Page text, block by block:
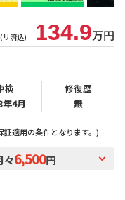
済込) 134.9万円
適用の条件となります。)
検
年4月
修復歴
無
々6,500円